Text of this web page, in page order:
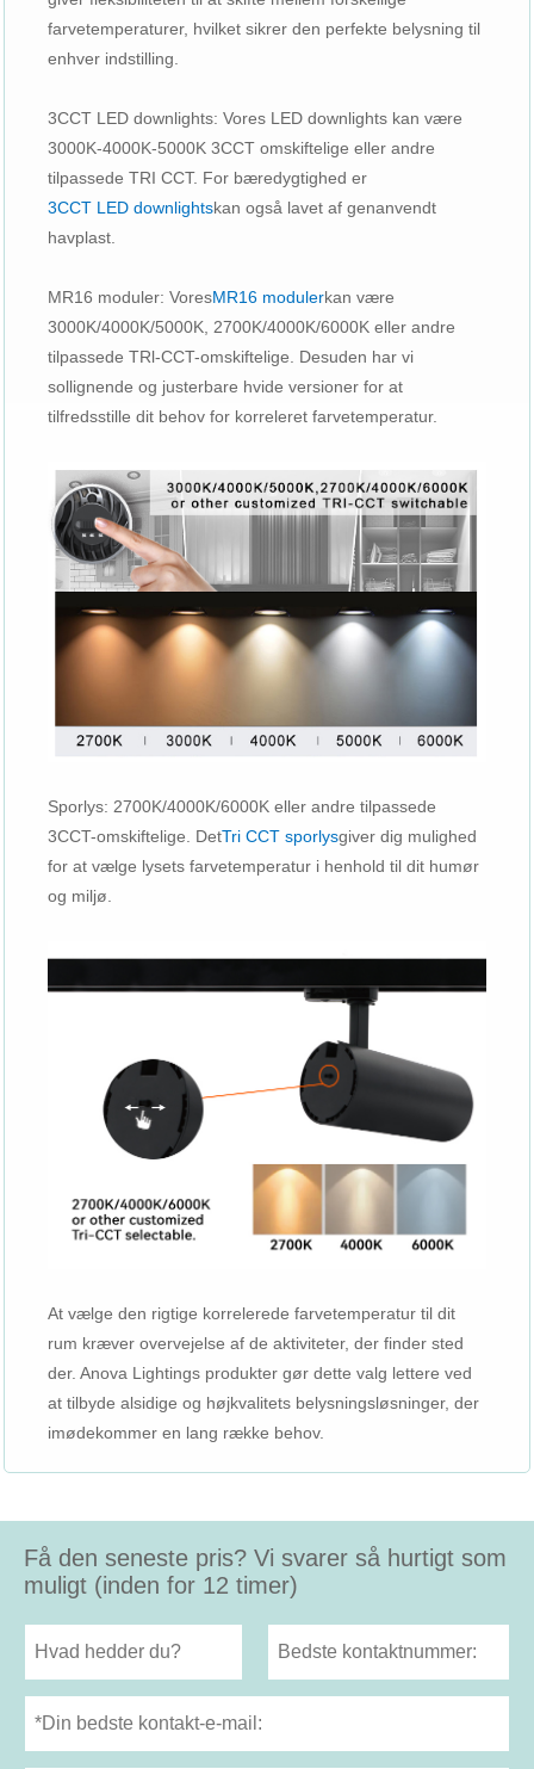
farvetemperaturer, hvilket sikrer den perfekte belysning til
enhver indstilling.
3CCT LED downlights: Vores LED downlights kan være
3000K-4000K-5000K 3CCT omskiftelige eller andre
tilpassede TRI CCT. For bæredygtighed er
3CCT LED downlightskan også lavet af genanvendt
havplast.
MR16 moduler: VoresMR16 modulerkan være
3000K/4000K/5000K, 2700K/4000K/6000K eller andre
tilpassede TRl-CCT-omskiftelige. Desuden har vi
sollignende og justerbare hvide versioner for at
tilfredsstille dit behov for korreleret farvetemperatur.
Sporlys: 2700K/4000K/6000K eller andre tilpassede
3CCT-omskiftelige. DetTri CCT sporlysgiver dig mulighed
for at vælge lysets farvetemperatur i henhold til dit humør
og miljø.
At vælge den rigtige korrelerede farvetemperatur til dit
rum kræver overvejelse af de aktiviteter, der finder sted
der. Anova Lightings produkter gør dette valg lettere ved
at tilbyde alsidige og højkvalitets belysningsløsninger, der
imødekommer en lang række behov.
Få den seneste pris? Vi svarer så hurtigt som
muligt (inden for 12 timer)